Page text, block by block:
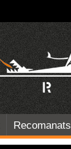
Recomanats